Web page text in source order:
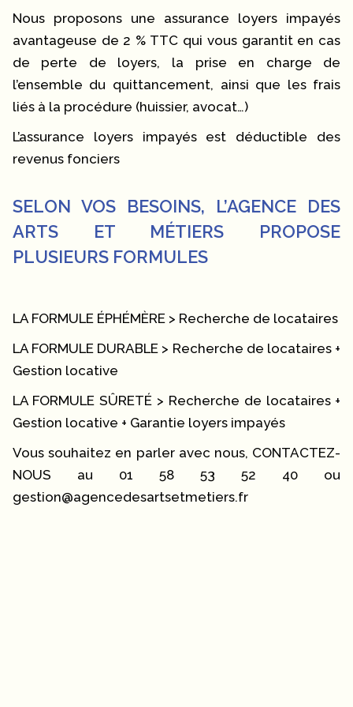
Nous proposons une assurance loyers impayés
avantageuse de 2 % TTC qui vous garantit en cas
de perte de loyers, la prise en charge de
l’ensemble du quittancement, ainsi que les frais
liés à la procédure (huissier, avocat…)
L’assurance loyers impayés est déductible des
revenus fonciers
SELON VOS BESOINS, L’AGENCE DES
ARTS ET MÉTIERS PROPOSE
PLUSIEURS FORMULES
LA FORMULE ÉPHÉMÈRE > Recherche de locataires
LA FORMULE DURABLE > Recherche de locataires +
Gestion locative
LA FORMULE SÛRETÉ > Recherche de locataires +
Gestion locative + Garantie loyers impayés
Vous souhaitez en parler avec nous, CONTACTEZ-
NOUS au 01 58 53 52 40 ou
gestion@agencedesartsetmetiers.fr